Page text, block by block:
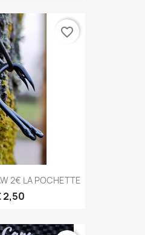
2€ LA POCHETTE
2,50
favorite_border